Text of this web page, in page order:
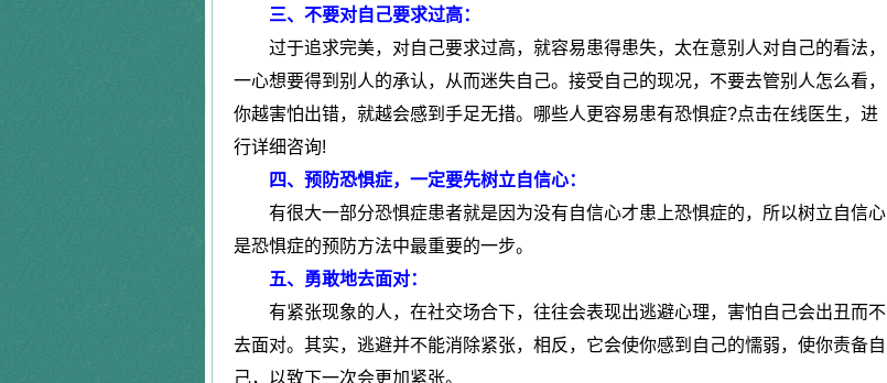
神经衰弱症
|
神经官能症
更年期综合症
黄女士 焦虑症
林先生 神经衰弱症 山东省泰安市
朱女士 失眠 山东省济南市
刘同学 抑郁症 山东省日照市
三、不要对自己要求过高：
过于追求完美，对自己要求过高，就容易患得患失，太在意别人对自己的看法，
一心想要得到别人的承认，从而迷失自己。接受自己的现况，不要去管别人怎么看，
你越害怕出错，就越会感到手足无措。哪些人更容易患有恐惧症?点击在线医生，进
行详细咨询!
四、预防恐惧症，一定要先树立自信心：
有很大一部分恐惧症患者就是因为没有自信心才患上恐惧症的，所以树立自信心
是恐惧症的预防方法中最重要的一步。
五、勇敢地去面对：
有紧张现象的人，在社交场合下，往往会表现出逃避心理，害怕自己会出丑而不
去面对。其实，逃避并不能消除紧张，相反，它会使你感到自己的懦弱，使你责备自
己，以致下一次会更加紧张。